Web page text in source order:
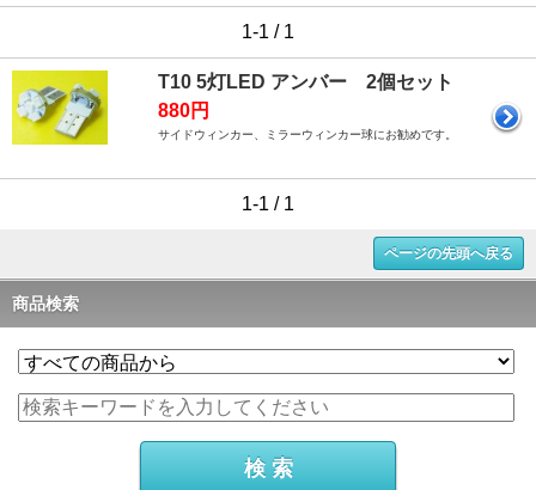
1-1 / 1
T10 5灯LED アンバー 2個セット
880円
サイドウィンカー、ミラーウィンカー球にお勧めです。
1-1 / 1
ページの先頭へ戻る
商品検索